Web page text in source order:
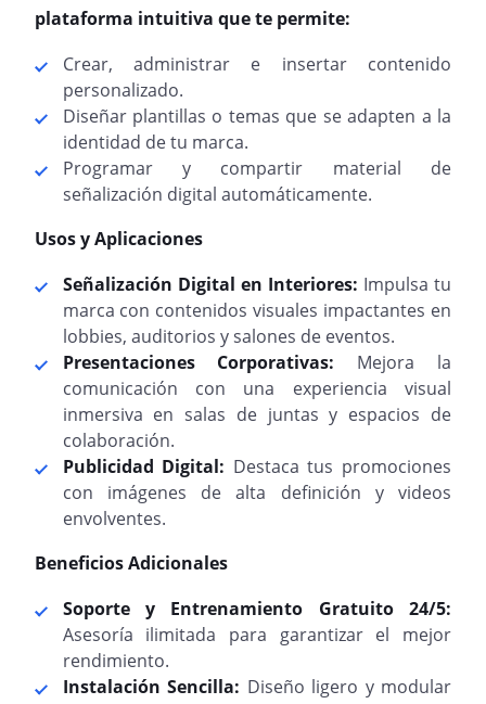
plataforma intuitiva que te permite:
Crear, administrar e insertar contenido
personalizado.
Diseñar plantillas o temas que se adapten a la
identidad de tu marca.
Programar y compartir material de
señalización digital automáticamente.
Usos y Aplicaciones
Señalización Digital en Interiores: Impulsa tu
marca con contenidos visuales impactantes en
lobbies, auditorios y salones de eventos.
Presentaciones Corporativas: Mejora la
comunicación con una experiencia visual
inmersiva en salas de juntas y espacios de
colaboración.
Publicidad Digital: Destaca tus promociones
con imágenes de alta definición y videos
envolventes.
Beneficios Adicionales
Soporte y Entrenamiento Gratuito 24/5:
Asesoría ilimitada para garantizar el mejor
rendimiento.
Instalación Sencilla: Diseño ligero y modular